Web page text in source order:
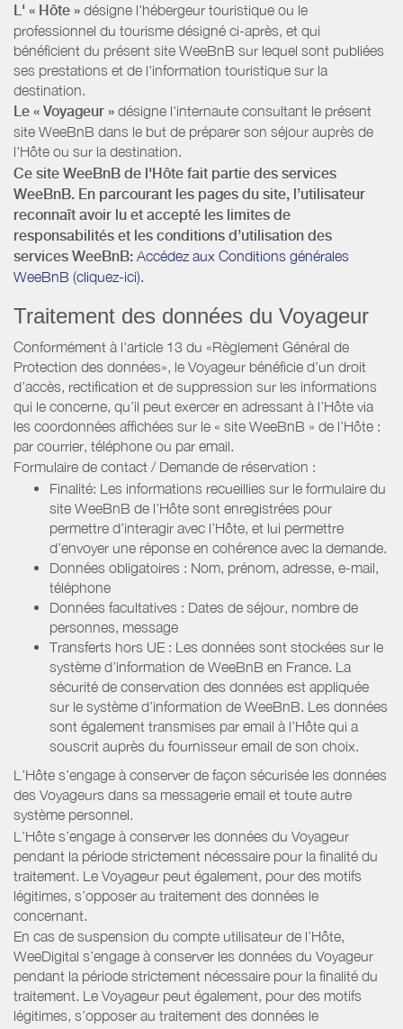
L' « Hôte » désigne l'hébergeur touristique ou le
professionnel du tourisme désigné ci-après, et qui
bénéficient du présent site WeeBnB sur lequel sont publiées
ses prestations et de l'information touristique sur la
destination.
Le « Voyageur » désigne l'internaute consultant le présent
site WeeBnB dans le but de préparer son séjour auprès de
l'Hôte ou sur la destination.
Ce site WeeBnB de l'Hôte fait partie des services
WeeBnB. En parcourant les pages du site, l’utilisateur
reconnaît avoir lu et accepté les limites de
responsabilités et les conditions d’utilisation des
services WeeBnB: Accédez aux Conditions générales
WeeBnB (cliquez-ici).
Traitement des données du Voyageur
Conformément à l'article 13 du «Règlement Général de
Protection des données», le Voyageur bénéficie d’un droit
d’accès, rectification et de suppression sur les informations
qui le concerne, qu’il peut exercer en adressant à l’Hôte via
les coordonnées affichées sur le « site WeeBnB » de l’Hôte :
par courrier, téléphone ou par email.
Formulaire de contact / Demande de réservation :
Finalité: Les informations recueillies sur le formulaire du
site WeeBnB de l’Hôte sont enregistrées pour
permettre d’interagir avec l’Hôte, et lui permettre
d’envoyer une réponse en cohérence avec la demande.
Données obligatoires : Nom, prénom, adresse, e-mail,
téléphone
Données facultatives : Dates de séjour, nombre de
personnes, message
Transferts hors UE : Les données sont stockées sur le
système d’information de WeeBnB en France. La
sécurité de conservation des données est appliquée
sur le système d’information de WeeBnB. Les données
sont également transmises par email à l’Hôte qui a
souscrit auprès du fournisseur email de son choix.
L’Hôte s’engage à conserver de façon sécurisée les données
des Voyageurs dans sa messagerie email et toute autre
système personnel.
L’Hôte s’engage à conserver les données du Voyageur
pendant la période strictement nécessaire pour la finalité du
traitement. Le Voyageur peut également, pour des motifs
légitimes, s’opposer au traitement des données le
concernant.
En cas de suspension du compte utilisateur de l’Hôte,
WeeDigital s’engage à conserver les données du Voyageur
pendant la période strictement nécessaire pour la finalité du
traitement. Le Voyageur peut également, pour des motifs
légitimes, s’opposer au traitement des données le